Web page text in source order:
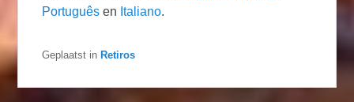
Português en Italiano.
Geplaatst in Retiros